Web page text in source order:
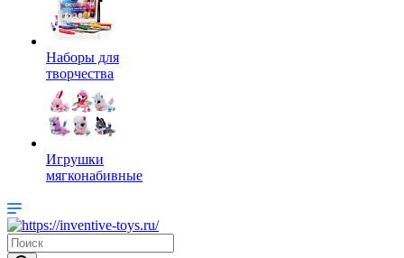
Наборы для
творчества
Игрушки
мягконабивные